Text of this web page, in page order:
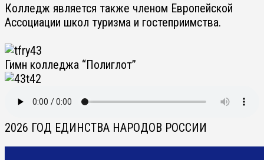
Колледж является также членом Европейской
Ассоциации школ туризма и гостеприимства.
Гимн колледжа “Полиглот”
2026 ГОД ЕДИНСТВА НАРОДОВ РОССИИ